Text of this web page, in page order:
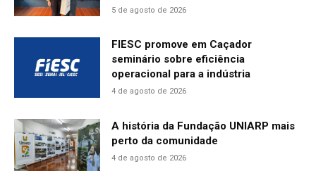
5 de agosto de 2026
FIESC promove em Caçador
seminário sobre eficiência
operacional para a indústria
4 de agosto de 2026
A história da Fundação UNIARP mais
perto da comunidade
4 de agosto de 2026